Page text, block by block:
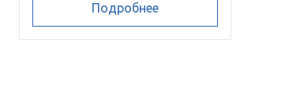
Подробнее